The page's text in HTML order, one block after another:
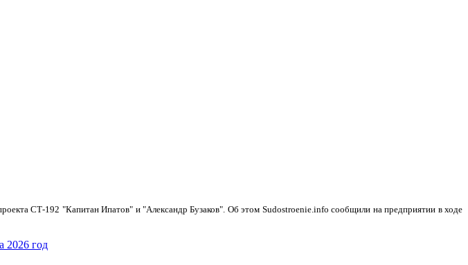
СТ-192 "Капитан Ипатов" и "Александр Бузаков". Об этом Sudostroenie.info сообщили на предприятии в ходе
2026 год